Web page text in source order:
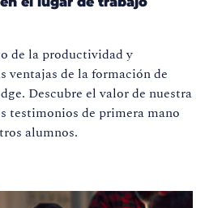
de la productividad y
ventajas de la formación de
. Descubre el valor de nuestra
testimonios de primera mano
alumnos.